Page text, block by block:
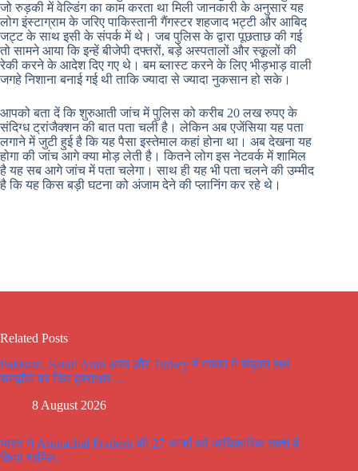
जो रुड़की में वेल्डिंग का काम करता था मिली जानकारी के अनुसार यह
लोग इंस्टाग्राम के जरिए पाकिस्तानी गैंगस्टर शहजाद भट्टी और आबिद
जट्ट के साथ इसी के संपर्क में थे। जब पुलिस के द्वारा पूछताछ की गई
तो सामने आया कि इन्हें बीजेपी दफ्तरों, बड़े अस्पतालों और स्कूलों की
रेकी करने के आदेश दिए गए थे। बम ब्लास्ट करने के लिए भीड़भाड़ वाली
जगहे निशाना बनाई गई थी ताकि ज्यादा से ज्यादा नुकसान हो सके।
आपको बता दें कि शुरुआती जांच में पुलिस को करीब 20 लख रुपए के
संदिग्ध ट्रांजैक्शन की बात पता चली है। लेकिन अब एजेंसिया यह पता
लगाने में जुटी हुई है कि यह पैसा इस्तेमाल कहां होना था। अब देखना यह
होगा की जांच आगे क्या मोड़ लेती है। कितने लोग इस नेटवर्क में शामिल
है यह सब आगे जांच में पता चलेगा। साथ ही यह भी पता चलने की उम्मीद
है कि यह किस बड़ी घटना को अंजाम देने की प्लानिंग कर रहे थे।
Related Posts
Pakistan, Saudi Arab अरब और Turkey ने मक्का में संयुक्त रक्षा
समझौते पर किए हस्ताक्षर…
8 August 2026
भारत ने Arunachal Pradesh की 27 जगहों को आधिकारिक नक्शे में
किया शामिल..